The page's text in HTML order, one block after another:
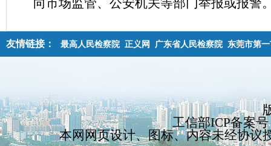
向市场监管、公安机关等部门举报或报警
友情链接： 最高人民检察院 正义网 广东省人民检察院 东莞市第
工信部ICP备案
本网网页设计、图标、内容未经协议